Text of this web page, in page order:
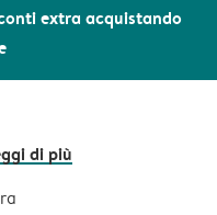
extra acquistando
di più